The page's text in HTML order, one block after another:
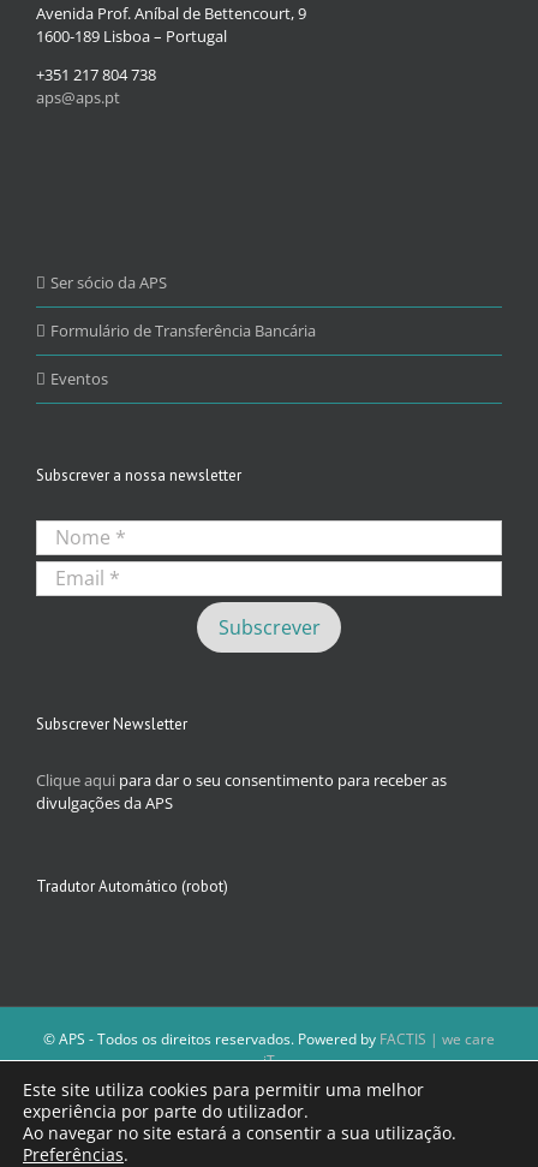
Avenida Prof. Aníbal de Bettencourt, 9
1600-189 Lisboa – Portugal
+351 217 804 738
aps@aps.pt
Ser sócio da APS
Formulário de Transferência Bancária
Eventos
Subscrever a nossa newsletter
Subscrever Newsletter
Clique aqui para dar o seu consentimento para receber as
divulgações da APS
Tradutor Automático (robot)
© APS - Todos os direitos reservados. Powered by FACTIS | we care
iT
A Direção da APS reserva-se o direito de não publicar conteúdos que
violem as leis nacionais.
Os textos assinados e as imagens depositadas são da inteira
Este site utiliza cookies para permitir uma melhor
experiência por parte do utilizador.
Ao navegar no site estará a consentir a sua utilização.
Preferências.